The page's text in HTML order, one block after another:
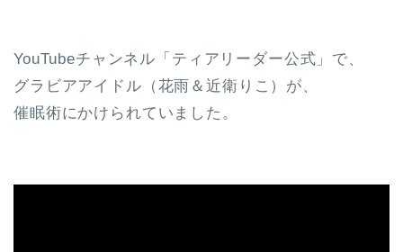
YouTubeチャンネル「ティアリーダー公式」で、
グラビアアイドル（花雨＆近衛りこ）が、
催眠術にかけられていました。